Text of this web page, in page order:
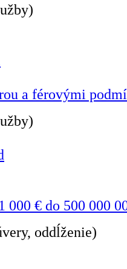
a férovými
000 € do 500 000
oddĺženie)